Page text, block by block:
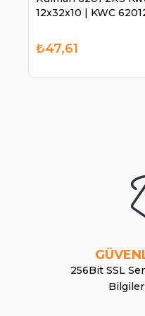
12x32x10 | KWC
₺47,61
256Bit SSL